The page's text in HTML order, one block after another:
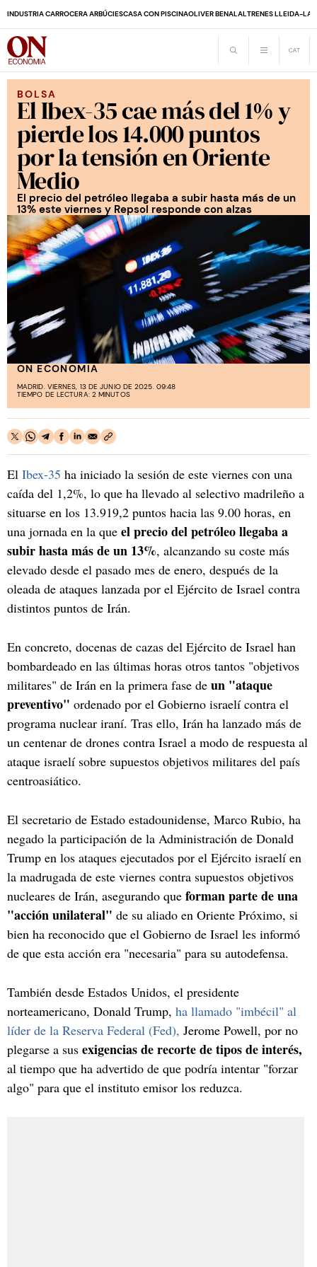
INDUSTRIA CARROCERA ARBÚCIESCASA CON PISCINAOLIVER BENALALTRENES LLEIDA-LA
BOLSA
El Ibex-35 cae más del 1% y
pierde los 14.000 puntos
por la tensión en Oriente
Medio
El precio del petróleo llegaba a subir hasta más de un
13% este viernes y Repsol responde con alzas
ON ECONOMIA
MADRID. VIERNES, 13 DE JUNIO DE 2025. 09:48
TIEMPO DE LECTURA: 2 MINUTOS
El Ibex-35 ha iniciado la sesión de este viernes con una
caída del 1,2%, lo que ha llevado al selectivo madrileño a
situarse en los 13.919,2 puntos hacia las 9.00 horas, en
una jornada en la que el precio del petróleo llegaba a
subir hasta más de un 13%, alcanzando su coste más
elevado desde el pasado mes de enero, después de la
oleada de ataques lanzada por el Ejército de Israel contra
distintos puntos de Irán.
En concreto, docenas de cazas del Ejército de Israel han
bombardeado en las últimas horas otros tantos "objetivos
militares" de Irán en la primera fase de un "ataque
preventivo" ordenado por el Gobierno israelí contra el
programa nuclear iraní. Tras ello, Irán ha lanzado más de
un centenar de drones contra Israel a modo de respuesta al
ataque israelí sobre supuestos objetivos militares del país
centroasiático.
El secretario de Estado estadounidense, Marco Rubio, ha
negado la participación de la Administración de Donald
Trump en los ataques ejecutados por el Ejército israelí en
la madrugada de este viernes contra supuestos objetivos
nucleares de Irán, asegurando que forman parte de una
"acción unilateral" de su aliado en Oriente Próximo, si
bien ha reconocido que el Gobierno de Israel les informó
de que esta acción era "necesaria" para su autodefensa.
También desde Estados Unidos, el presidente
norteamericano, Donald Trump, ha llamado "imbécil" al
líder de la Reserva Federal (Fed), Jerome Powell, por no
plegarse a sus exigencias de recorte de tipos de interés,
al tiempo que ha advertido de que podría intentar "forzar
algo" para que el instituto emisor los reduzca.